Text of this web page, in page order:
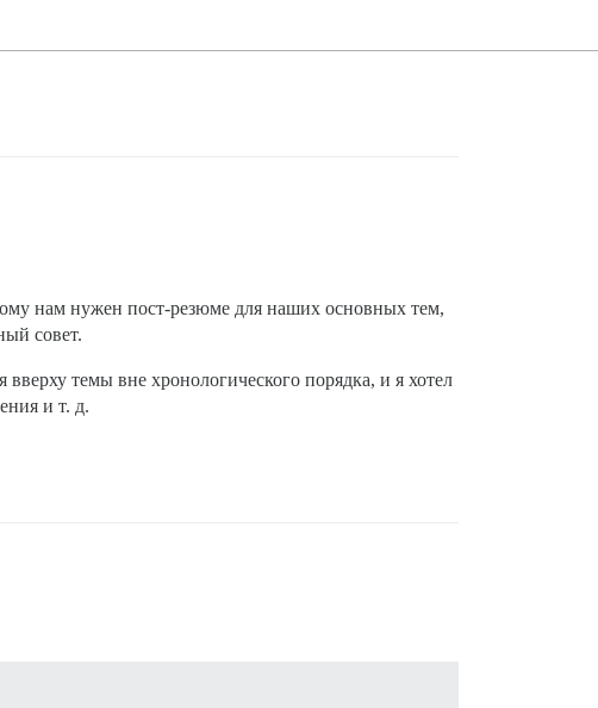
нам нужен пост-резюме для наших основных тем,
совет.
темы вне хронологического порядка, и я хотел
и т. д.